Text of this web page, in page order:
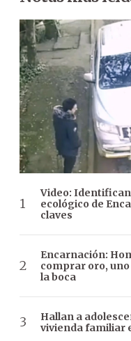
Video:
ecológico de
claves
Encarnación:
comprar oro,
la boca
Hallan a
vivienda familiar